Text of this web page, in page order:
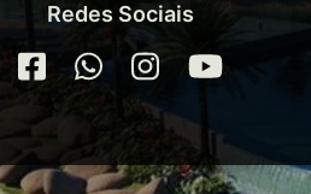
Redes Sociais